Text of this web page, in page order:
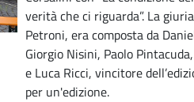
verità che ci riguarda”. La
Petroni, era composta da
Giorgio Nisini, Paolo
e Luca Ricci, vincitore
per un'edizione.